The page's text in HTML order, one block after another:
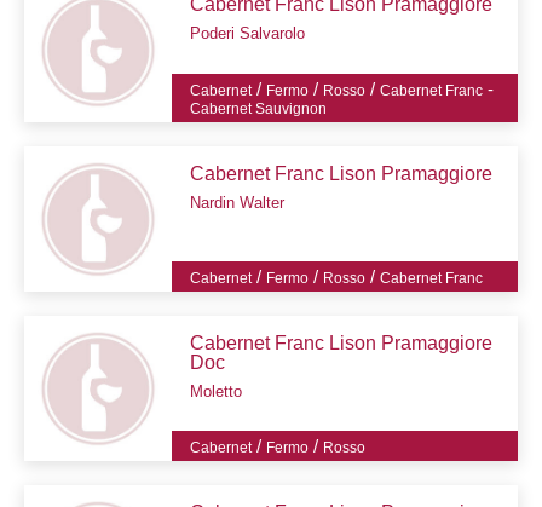
Poderi Salvarolo
Cabernet/ Fermo / Rosso /Cabernet Franc -
Cabernet Sauvignon
Cabernet Franc Lison Pramaggiore
Nardin Walter
Cabernet/ Fermo / Rosso /Cabernet Franc
Cabernet Franc Lison Pramaggiore
Doc
Moletto
Cabernet/ Fermo / Rosso